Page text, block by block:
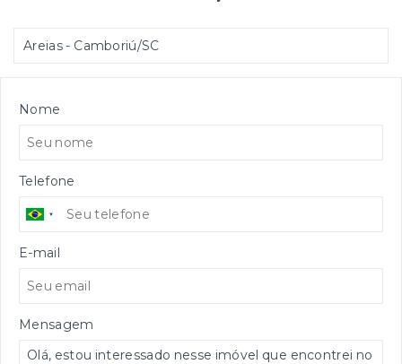
Areias - Camboriú/SC
Nome
Telefone
E-mail
Mensagem